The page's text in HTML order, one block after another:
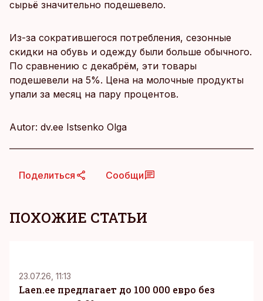
сырьё значительно подешевело.
Из-за сократившегося потребления, сезонные
скидки на обувь и одежду были больше обычного.
По сравнению с декабрём, эти товары
подешевели на 5%. Цена на молочные продукты
упали за месяц на пару процентов.
Autor: dv.ee Istsenko Olga
Поделиться Сообщи
ПОХОЖИЕ СТАТЬИ
23.07.26, 11:13
Laen.ee предлагает до 100 000 евро без